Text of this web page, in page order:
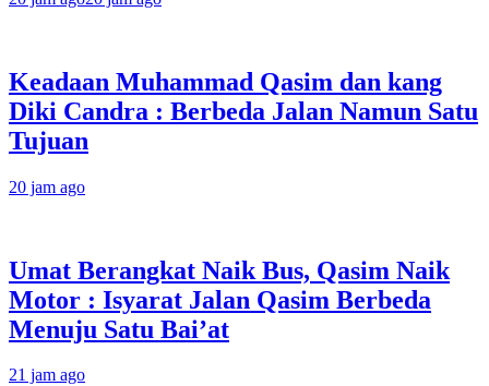
Keadaan Muhammad Qasim dan kang
Diki Candra : Berbeda Jalan Namun Satu
Tujuan
20 jam ago
Umat Berangkat Naik Bus, Qasim Naik
Motor : Isyarat Jalan Qasim Berbeda
Menuju Satu Bai’at
21 jam ago